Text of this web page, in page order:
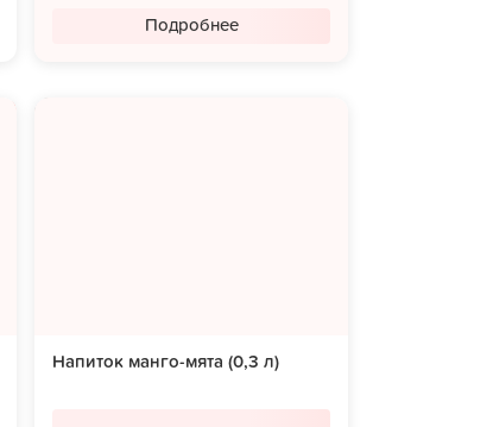
Подробнее
Напиток манго-мята (0,3 л)